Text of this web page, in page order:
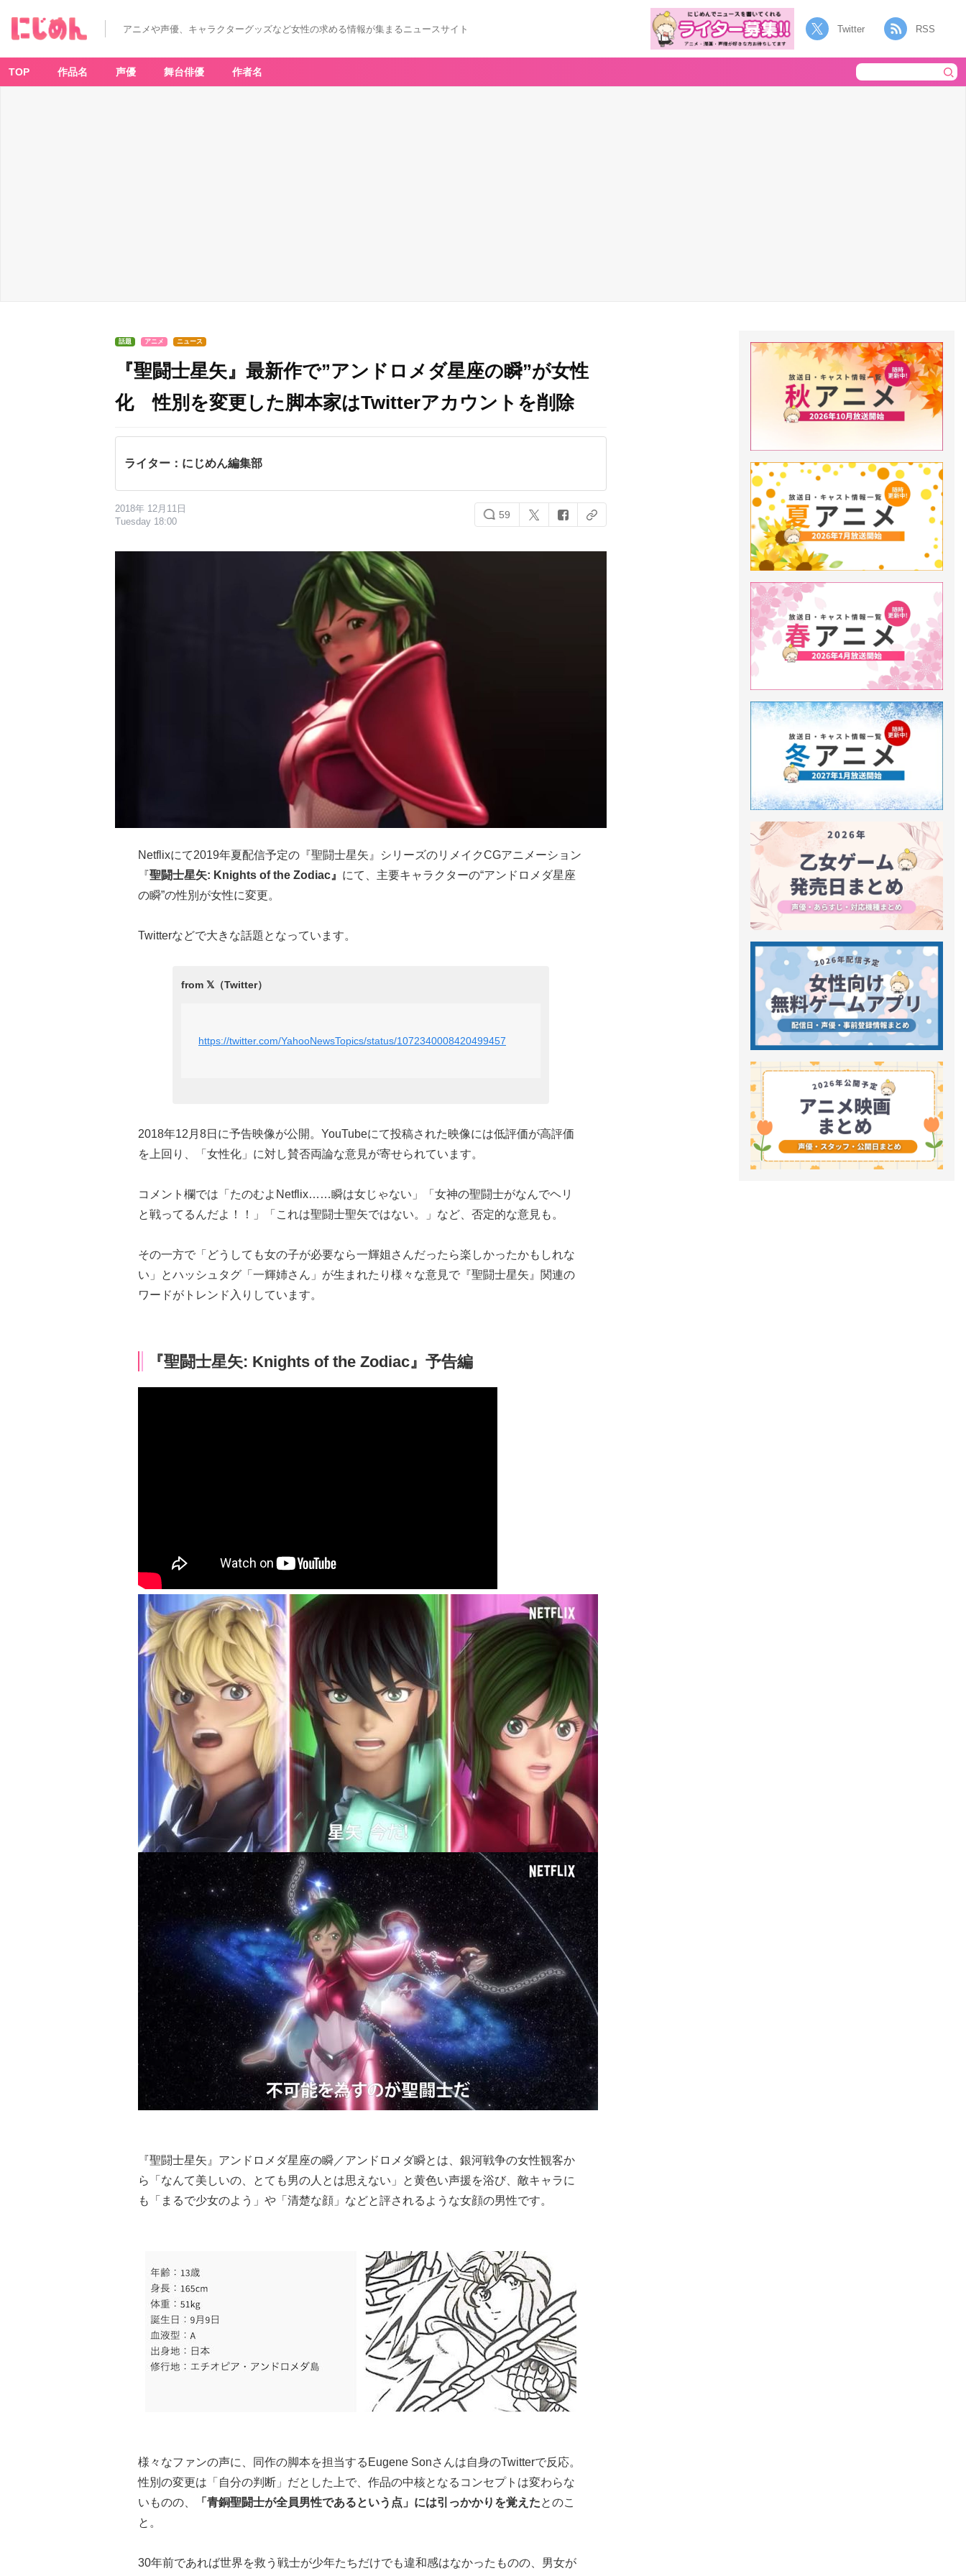
アニメや声優、キャラクターグッズなど女性の求める情報が集まるニュースサイト Twitter RSS
TOP 作品名 声優 舞台俳優 作者名
話題 アニメ ニュース
『聖闘士星矢』最新作で”アンドロメダ星座の瞬”が女性
化 性別を変更した脚本家はTwitterアカウントを削除
ライター：にじめん編集部
2018年 12月11日
Tuesday 18:00
59
Netflixにて2019年夏配信予定の『聖闘士星矢』シリーズのリメイクCGアニメーション
『聖闘士星矢: Knights of the Zodiac』 にて、主要キャラクターの“アンドロメダ星座
の瞬”の性別が女性に変更。
Twitterなどで大きな話題となっています。
https://twitter.com/YahooNewsTopics/status/1072340008420499457
2018年12月8日に予告映像が公開。YouTubeにて投稿された映像には低評価が高評価
を上回り、「女性化」に対し賛否両論な意見が寄せられています。
コメント欄では「たのむよNetflix……瞬は女じゃない」「女神の聖闘士がなんでヘリ
と戦ってるんだよ！！」「これは聖闘士聖矢ではない。」など、否定的な意見も。
その一方で「どうしても女の子が必要なら一輝姐さんだったら楽しかったかもしれな
い」とハッシュタグ「 一輝姉さん 」が生まれたり様々な意見で『聖闘士星矢』関連の
ワードがトレンド入りしています。
『聖闘士星矢: Knights of the Zodiac』予告編
『聖闘士星矢』アンドロメダ星座の瞬／アンドロメダ瞬とは、銀河戦争の女性観客か
ら「なんて美しいの、とても男の人とは思えない」と黄色い声援を浴び、敵キャラに
も「まるで少女のよう」や「清楚な顔」などと評されるような女顔の男性です。
様々なファンの声に、同作の脚本を担当するEugene Sonさんは自身のTwitterで反応。
性別の変更は「自分の判断」だとした上で、作品の中核となるコンセプトは変わらな
いものの、
「青銅聖闘士が全員男性であるという点」には引っかかりを覚えたとのこ
と。
30年前であれば世界を救う戦士が少年たちだけでも違和感はなかったものの、男女が